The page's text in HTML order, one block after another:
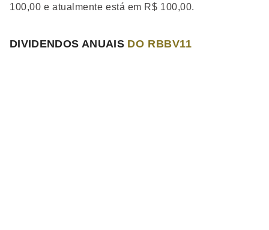
100,00 e atualmente está em R$ 100,00.
DIVIDENDOS ANUAIS DO RBBV11